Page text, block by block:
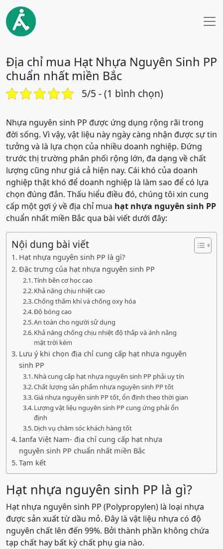
Địa chỉ mua Hạt Nhựa Nguyên Sinh PP
chuẩn nhất miền Bắc
5/5 - (1 bình chọn)
Nhựa nguyên sinh PP được ứng dụng rộng rãi trong
đời sống. Vì vậy, vật liệu này ngày càng nhận được sự tin
tưởng và là lựa chọn của nhiều doanh nghiệp. Đứng
trước thị trường phân phối rộng lớn, đa dạng về chất
lượng cũng như giá cả hiện nay. Cái khó của doanh
nghiệp thật khó để doanh nghiệp là làm sao để có lựa
chọn đúng đắn. Thấu hiểu điều đó, chúng tôi xin cung
cấp một gợi ý về địa chỉ mua hạt nhựa nguyên sinh PP
chuẩn nhất miền Bắc qua bài viết dưới đây:
Nội dung bài viết
Hạt nhựa nguyên sinh PP là gì?
Đặc trưng của hạt nhựa nguyên sinh PP
Tính bền cơ học cao
Khả năng chịu nhiệt cao
Chống thấm khí và chống oxy hóa
Độ bóng cao
An toàn cho người sử dụng
Khả năng chống chịu nhiệt độ thấp và ánh nắng
mặt trời kém
Lưu ý khi chọn địa chỉ cung cấp hạt nhựa nguyên
sinh PP
Nhà cung cấp hạt nhựa nguyên sinh PP phải uy tín
Chất lượng sản phẩm nhựa nguyên sinh PP tốt
Giá nhựa nguyên sinh PP tốt, ổn định theo thời gian
Lượng vật liệu nguyên sinh PP cung ứng phải ổn
định
Dịch vụ chăm sóc khách hàng tốt
Ianfa Việt Nam- địa chỉ cung cấp hạt nhựa
nguyên sinh PP chuẩn nhất miền Bắc
Tạm kết
Hạt nhựa nguyên sinh PP là gì?
Hạt nhựa nguyên sinh PP (Polypropylen) là loại nhựa
được sản xuất từ dầu mỏ. Đây là vật liệu nhựa có độ
nguyên chất lên đến 99%. Bởi thành phần không chứa
tạp chất hay bất kỳ chất phụ gia nào.